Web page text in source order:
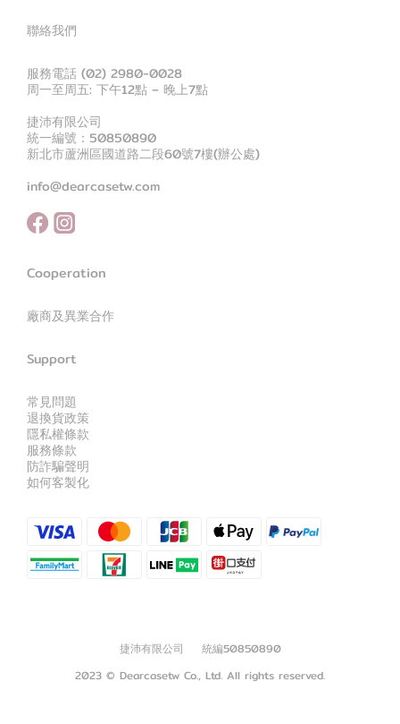
聯絡我們
服務電話 (02) 2980-0028
周一至周五: 下午12點 – 晚上7點
捷沛有限公司
統一編號：50850890
新北市蘆洲區國道路二段60號7樓(辦公處)
info@dearcasetw.com
Cooperation
廠商及異業合作
Support
常見問題
退換貨政策
隱私權條款
服務條款
防詐騙聲明
如何客製化
捷沛有限公司 統編50850890
2023 © Dearcasetw Co., Ltd. All rights reserved.